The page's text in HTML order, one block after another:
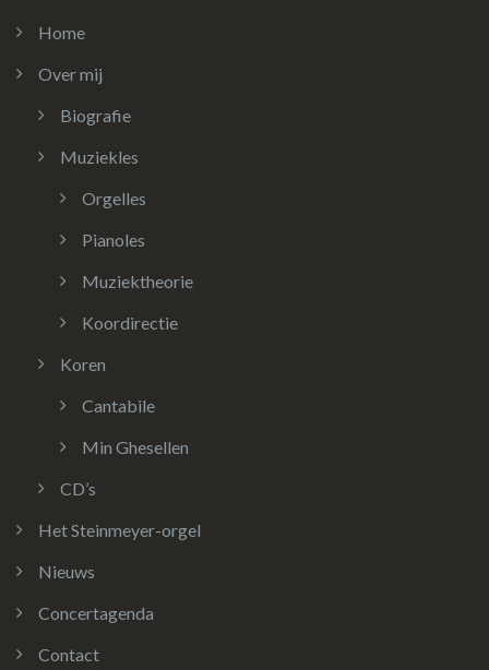
Home
Over mij
Biografie
Muziekles
Orgelles
Pianoles
Muziektheorie
Koordirectie
Koren
Cantabile
Min Ghesellen
CD’s
Het Steinmeyer-orgel
Nieuws
Concertagenda
Contact